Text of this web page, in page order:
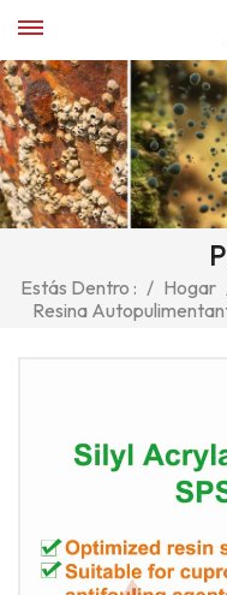
Estás Dentro : / Hogar
Resina